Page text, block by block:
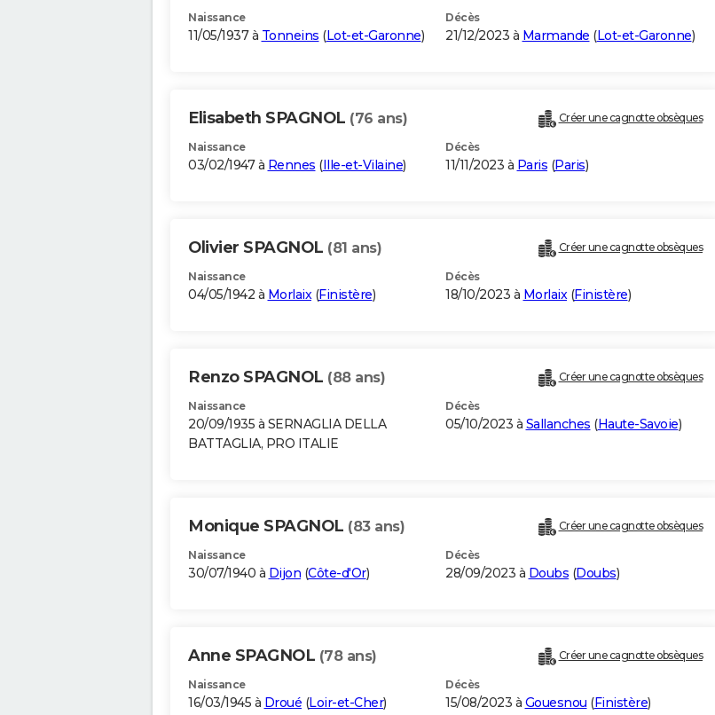
Naissance
11/05/1937 à Tonneins (Lot-et-Garonne)
Décès
21/12/2023 à Marmande (Lot-et-Garonne)
Elisabeth SPAGNOL (76 ans) Créer une cagnotte obsèques
Naissance
03/02/1947 à Rennes (Ille-et-Vilaine)
Décès
11/11/2023 à Paris (Paris)
Olivier SPAGNOL (81 ans) Créer une cagnotte obsèques
Naissance
04/05/1942 à Morlaix(Finistère)
Décès
18/10/2023 à Morlaix(Finistère)
Renzo SPAGNOL (88 ans) Créer une cagnotte obsèques
Naissance
20/09/1935 à SERNAGLIA DELLA
BATTAGLIA, PRO ITALIE
Décès
05/10/2023 à Sallanches (Haute-Savoie)
Monique SPAGNOL (83 ans) Créer une cagnotte obsèques
Naissance
30/07/1940 à Dijon (Côte-d'Or)
Décès
28/09/2023 à Doubs (Doubs)
Anne SPAGNOL (78 ans) Créer une cagnotte obsèques
Naissance
16/03/1945 à Droué (Loir-et-Cher)
Décès
15/08/2023 à Gouesnou (Finistère)